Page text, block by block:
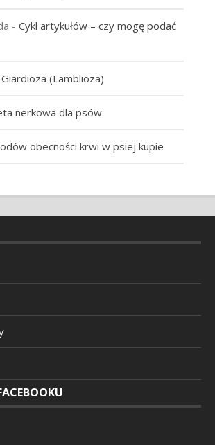
- Cykl artykułów – czy mogę podać
Giardioza (Lamblioza)
nerkowa dla psów
obecności krwi w psiej kupie